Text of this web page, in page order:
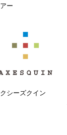
ー
シーズクイン